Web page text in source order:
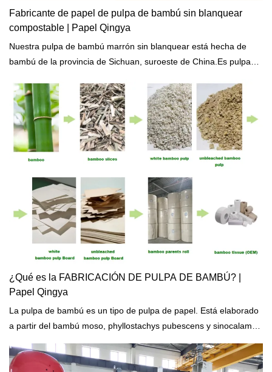
Fabricante de papel de pulpa de bambú sin blanquear
compostable | Papel Qingya
Nuestra pulpa de bambú marrón sin blanquear está hecha de
bambú de la provincia de Sichuan, suroeste de China.Es pulpa
bosques.En comparación con la pulpa de madera, es más
ecológica. Se puede utilizar para producir papel higiénico, papel
facial, productos de vajilla biodegradables.
¿Qué es la FABRICACIÓN DE PULPA DE BAMBÚ? |
Papel Qingya
La pulpa de bambú es un tipo de pulpa de papel. Está elaborado
a partir del bambú moso, phyllostachys pubescens y sinocalamus
soda. También hay bambú tierno verde, lima encurtido en medio